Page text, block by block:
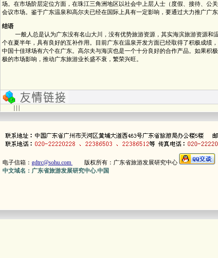
场。在市场阶层定位方面，在珠江三角洲地区以社会中上层人士（度假、接待、公
会议市场。鉴于广东温泉和高尔夫已经在国际上具有一定影响，要通过大力推广广
结语
一般人总是认为广东没有名山大川，没有优势旅游资源，其实海滨旅游资源和
个在夏半年，具有良好的互补作用。目前广东在温泉开发方面已经取得了积极成绩
中国十佳球场有六个在广东。高尔夫与海滨也是一个十分良好的合作产品。如果积
极的市场影响，推动广东旅游业长盛不衰，繁荣兴旺。
电子信箱： gdtrc@sohu.com 版权所有：广东省旅游发展研究中心
中文域名：广东省旅游发展研究中心.中国